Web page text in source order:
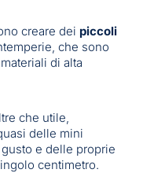
creare dei piccoli
che sono
di alta
che utile,
delle mini
e delle proprie
centimetro.